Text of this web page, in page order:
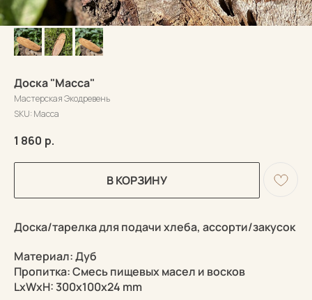
Доска "Масса"
Мастерская Экодревень
SKU: Масса
1 860 р.
В КОРЗИНУ
Доска/тарелка для подачи хлеба, ассорти/закусок
Материал: Дуб
Пропитка: Смесь пищевых масел и восков
LxWxH: 300x100x24 mm